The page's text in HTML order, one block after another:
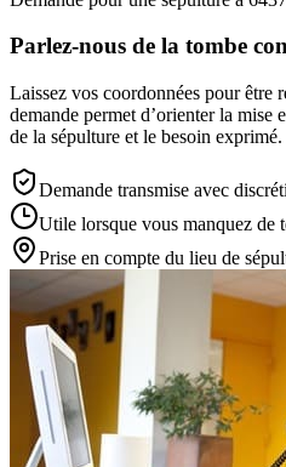
Parlez-nous de la tombe
Laissez vos coordonnées pour être
demande permet d’orienter la mise
de la sépulture et le besoin exprimé.
Demande transmise avec
Utile lorsque vous manquez de
Prise en compte du lieu de